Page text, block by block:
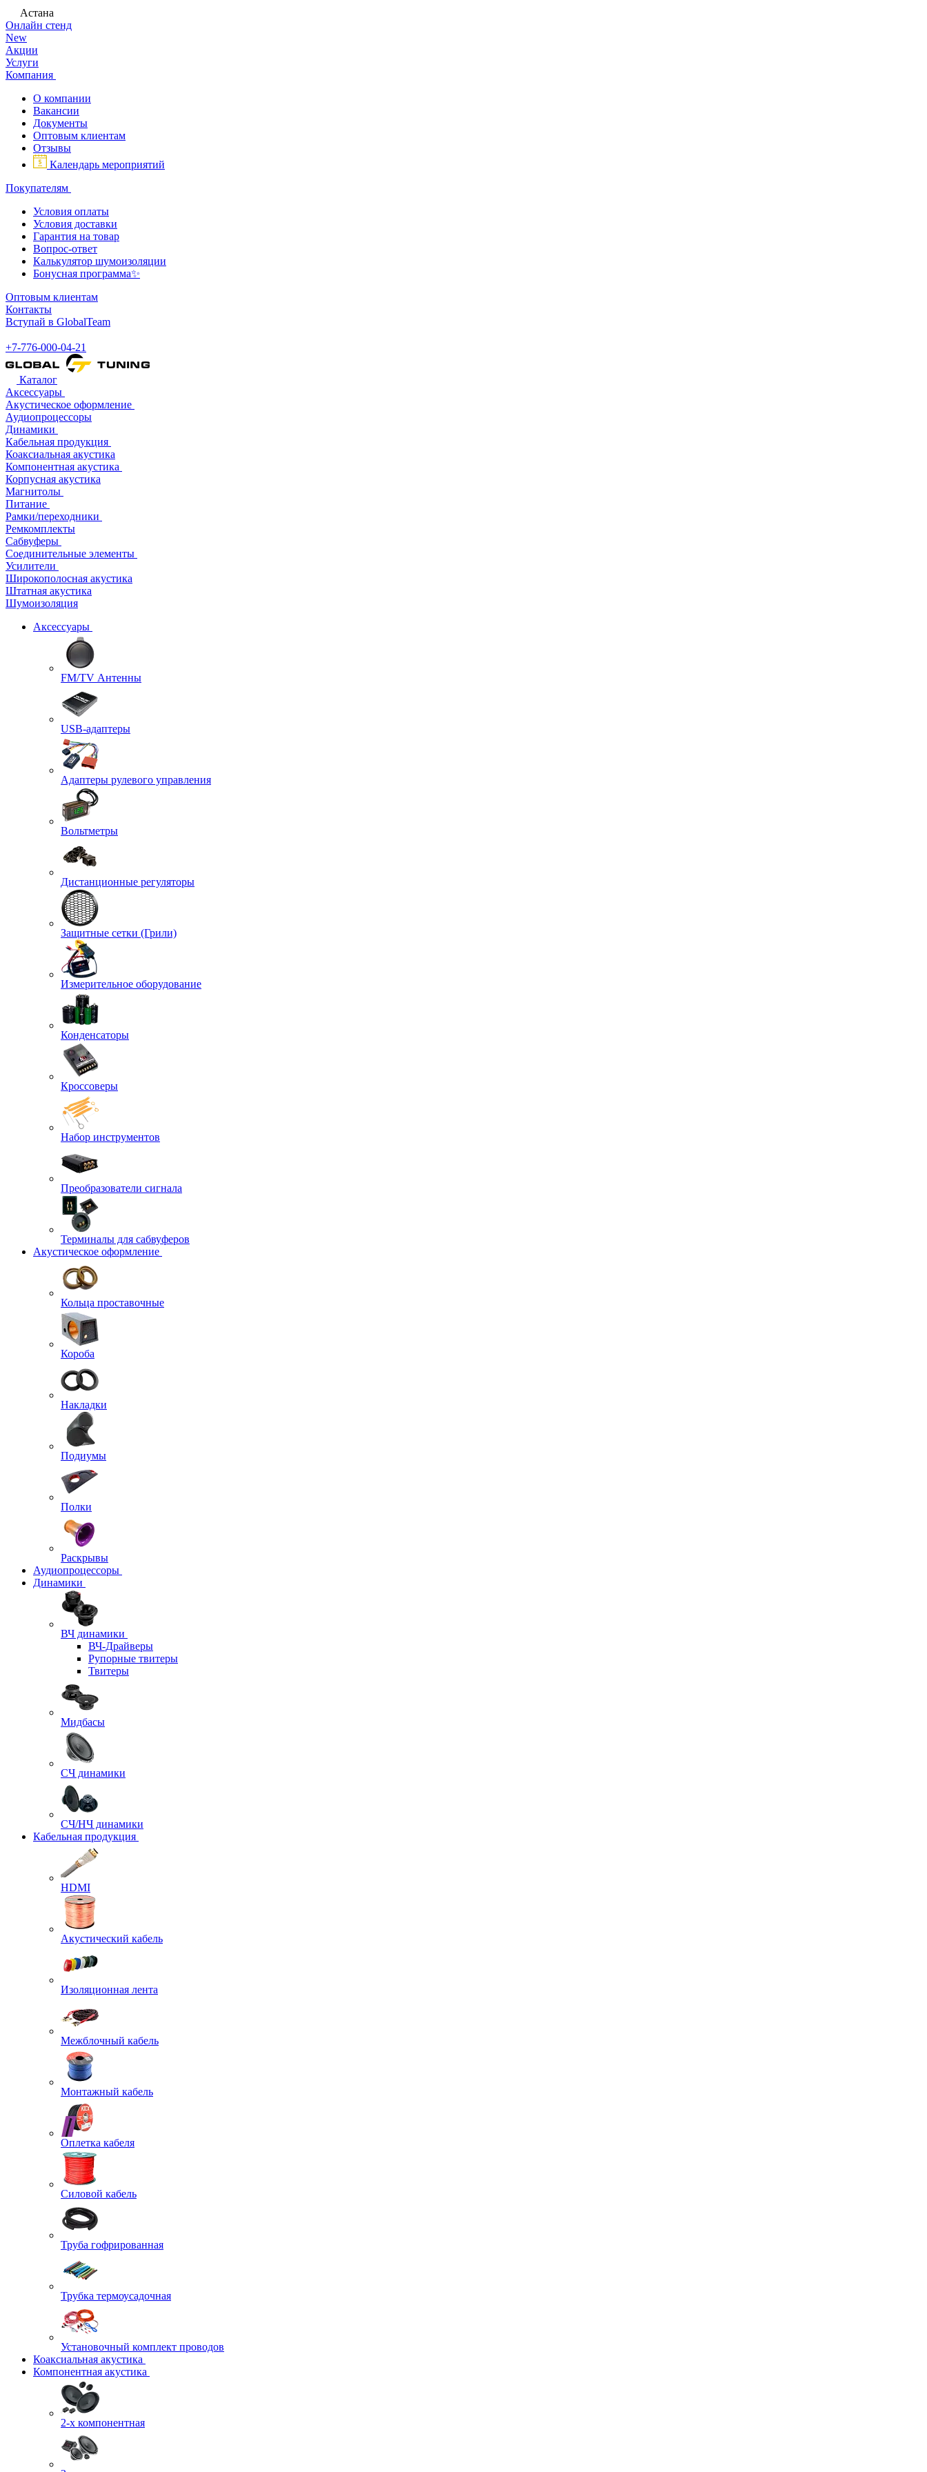
Астана
Онлайн стенд
New
Акции
Услуги
Компания
О компании
Вакансии
Документы
Оптовым клиентам
Отзывы
Календарь мероприятий
Покупателям
Условия оплаты
Условия доставки
Гарантия на товар
Вопрос-ответ
Калькулятор шумоизоляции
Бонусная программа✨
Оптовым клиентам
Контакты
Вступай в GlobalTeam
+7-776-000-04-21
Каталог
Аксессуары
Акустическое оформление
Аудиопроцессоры
Динамики
Кабельная продукция
Коаксиальная акустика
Компонентная акустика
Корпусная акустика
Магнитолы
Питание
Рамки/переходники
Ремкомплекты
Сабвуферы
Соединительные элементы
Усилители
Широкополосная акустика
Штатная акустика
Шумоизоляция
Аксессуары
FM/TV Антенны
USB-адаптеры
Адаптеры рулевого управления
Вольтметры
Дистанционные регуляторы
Защитные сетки (Грили)
Измерительное оборудование
Конденсаторы
Кроссоверы
Набор инструментов
Преобразователи сигнала
Терминалы для сабвуферов
Акустическое оформление
Кольца проставочные
Короба
Накладки
Подиумы
Полки
Раскрывы
Аудиопроцессоры
Динамики
ВЧ динамики
ВЧ-Драйверы
Рупорные твитеры
Твитеры
Мидбасы
СЧ динамики
СЧ/НЧ динамики
Кабельная продукция
HDMI
Акустический кабель
Изоляционная лента
Межблочный кабель
Монтажный кабель
Оплетка кабеля
Силовой кабель
Труба гофрированная
Трубка термоусадочная
Установочный комплект проводов
Коаксиальная акустика
Компонентная акустика
2-х компонентная